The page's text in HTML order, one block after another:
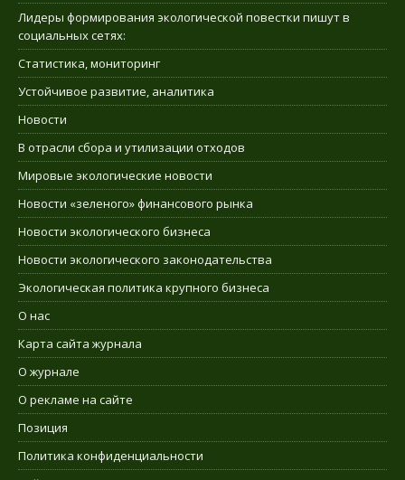
Лидеры формирования экологической повестки пишут в
социальных сетях:
Статистика, мониторинг
Устойчивое развитие, аналитика
Новости
В отрасли сбора и утилизации отходов
Мировые экологические новости
Новости «зеленого» финансового рынка
Новости экологического бизнеса
Новости экологического законодательства
Экологическая политика крупного бизнеса
О нас
Карта сайта журнала
О журнале
О рекламе на сайте
Позиция
Политика конфиденциальности